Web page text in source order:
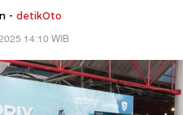
- detikOto
14:10 WIB